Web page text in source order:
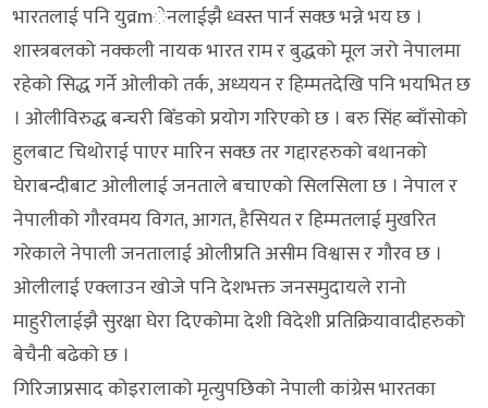
भारतलाई पनि युव्रmेनलाईझै ध्वस्त पार्न सक्छ भन्ने भय छ ।
शास्त्रबलको नक्कली नायक भारत राम र बुद्धको मूल जरो नेपालमा
रहेको सिद्ध गर्ने ओलीको तर्क, अध्ययन र हिम्मतदेखि पनि भयभित छ
। ओलीविरुद्ध बन्चरी बिँडको प्रयोग गरिएको छ । बरु सिंह ब्वाँसोको
हुलबाट चिथोराई पाएर मारिन सक्छ तर गद्दारहरुको बथानको
घेराबन्दीबाट ओलीलाई जनताले बचाएको सिलसिला छ । नेपाल र
नेपालीको गौरवमय विगत, आगत, हैसियत र हिम्मतलाई मुखरित
गरेकाले नेपाली जनतालाई ओलीप्रति असीम विश्वास र गौरव छ ।
ओलीलाई एक्लाउन खोजे पनि देशभक्त जनसमुदायले रानो
माहुरीलाईझै सुरक्षा घेरा दिएकोमा देशी विदेशी प्रतिक्रियावादीहरुको
बेचैनी बढेको छ ।
गिरिजाप्रसाद कोइरालाको मृत्युपछिको नेपाली कांग्रेस भारतका